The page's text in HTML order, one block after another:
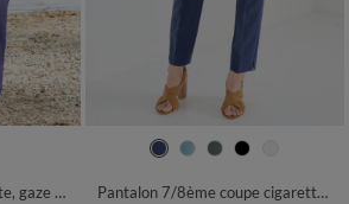
Pantalon large taille haute, gaze de coton
38 40 42 44
Pantalon 7/8ème coupe cigarette, uni